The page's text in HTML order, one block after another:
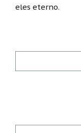
eles eterno.